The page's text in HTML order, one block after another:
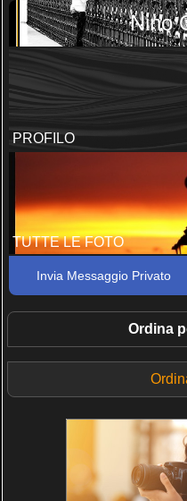
Nino
PROFILO
TUTTE LE FOTO
Invia Messaggio Privato
Ordina